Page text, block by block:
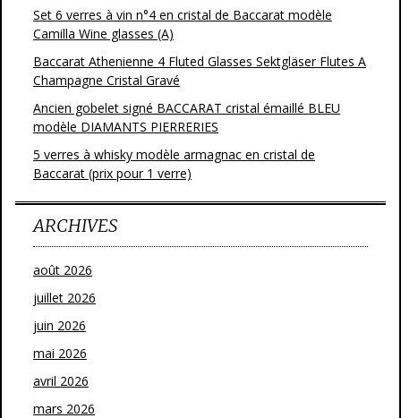
Set 6 verres à vin n°4 en cristal de Baccarat modèle
Camilla Wine glasses (A)
Baccarat Athenienne 4 Fluted Glasses Sektgläser Flutes A
Champagne Cristal Gravé
Ancien gobelet signé BACCARAT cristal émaillé BLEU
modèle DIAMANTS PIERRERIES
5 verres à whisky modèle armagnac en cristal de
Baccarat (prix pour 1 verre)
ARCHIVES
août 2026
juillet 2026
juin 2026
mai 2026
avril 2026
mars 2026